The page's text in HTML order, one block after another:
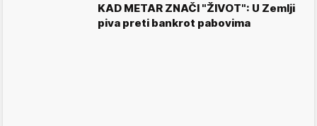
KAD METAR ZNAČI "ŽIVOT": U Zemlji
piva preti bankrot pabovima